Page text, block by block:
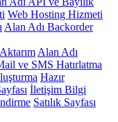
Web Hosting Hizmeti
Alan Adı Backorder
Alan Adı
ve SMS Hatırlatma
Hazır
İletişim Bilgi
Satılık Sayfası